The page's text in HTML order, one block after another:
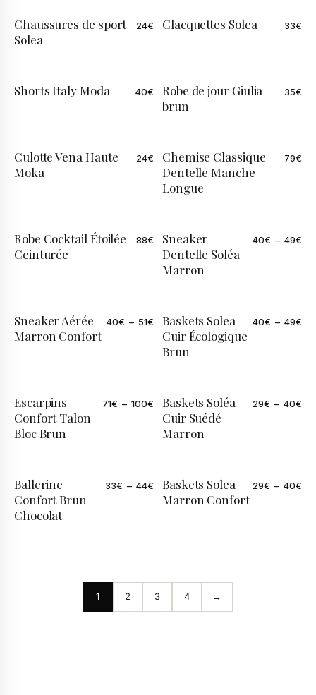
Chaussures de sport
Solea
24€ Clacquettes Solea 33€
Shorts Italy Moda 40€ ÉDITION LIMITÉE
Robe de jour Giulia
brun
35€
Culotte Vena Haute
Moka
24€ ÉDITION LIMITÉE
Chemise Classique
Dentelle Manche
Longue
79€
ÉDITION LIMITÉE
Robe Cocktail Étoilée
Ceinturée
88€
Sneaker
Dentelle Soléa
Marron
40€ – 49€
Sneaker Aérée
Marron Confort
40€ – 51€
Baskets Solea
Cuir Écologique
Brun
40€ – 49€
Escarpins
Confort Talon
Bloc Brun
71€ – 100€
Baskets Soléa
Cuir Suédé
Marron
29€ – 40€
Ballerine
Confort Brun
Chocolat
33€ – 44€
Baskets Solea
Marron Confort
29€ – 40€
1 2 3 4 →